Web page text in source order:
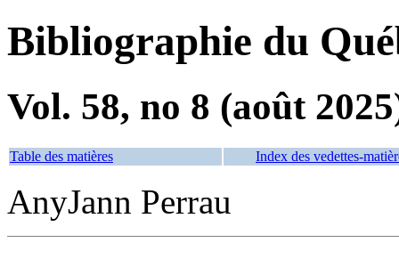
Bibliographie du
Vol. 58, no 8 (août
Table des matières Index des vedettes-
AnyJann Perrau